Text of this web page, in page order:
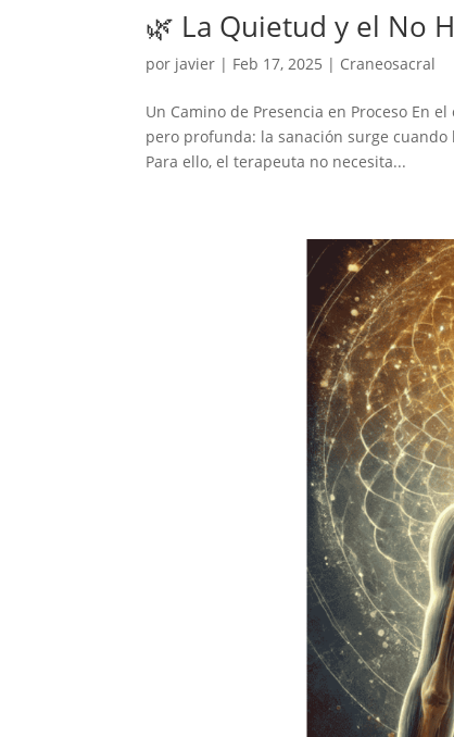
🌿 La Quietud y el No
por javier | Feb 17, 2025 | Craneosacral
Un Camino de Presencia en Proceso En
pero profunda: la sanación surge
Para ello, el terapeuta no necesita...